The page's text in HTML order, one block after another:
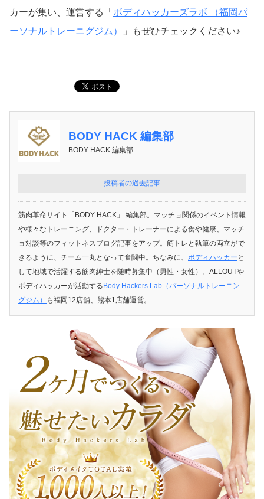
カーが集い、運営する「 ボディハッカーズラボ （福岡パ
ーソナルトレーニグジム）
」もぜひチェックください♪
BODY HACK 編集部
BODY HACK 編集部
投稿者の過去記事
筋肉革命サイト「BODY HACK」 編集部。マッチョ関係のイベント情報
や様々なトレーニング、ドクター・トレーナーによる食や健康、マッチ
ョ対談等のフィットネスブログ記事をアップ。筋トレと執筆の両立がで
きるように、チーム一丸となって奮闘中。ちなみに、 ボディハッカー と
して地域で活躍する筋肉紳士を随時募集中（男性・女性）。ALLOUTや
ボディハッカーが活動するBody Hackers Lab（パーソナルトレーニン
グジム）
も福岡12店舗、熊本1店舗運営。